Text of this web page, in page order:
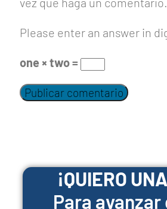
Please enter an answer in
one × two =
¡QUIERO
Para avanzar